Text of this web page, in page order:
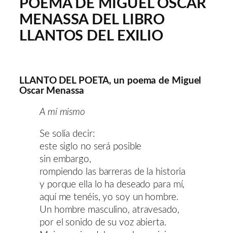
POEMA DE MIGUEL OSCAR
MENASSA DEL LIBRO
LLANTOS DEL EXILIO
LLANTO DEL POETA, un poema de Miguel
Oscar Menassa
A mí mismo
Se solía decir:
este siglo no será posible
sin embargo,
rompiendo las barreras de la historia
y porque ella lo ha deseado para mí,
aquí me tenéis, yo soy un hombre.
Un hombre masculino, atravesado,
por el sonido de su voz abierta.